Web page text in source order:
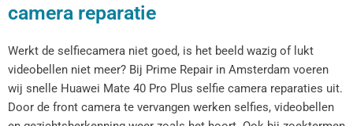
camera reparatie
Werkt de selfiecamera niet goed, is het beeld wazig of lukt
videobellen niet meer? Bij Prime Repair in Amsterdam voeren
wij snelle Huawei Mate 40 Pro Plus selfie camera reparaties uit.
Door de front camera te vervangen werken selfies, videobellen